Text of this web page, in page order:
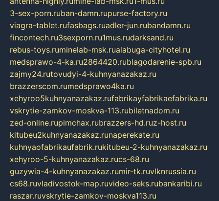
3-sex-porn.ruban-damn.rupurse-factory.ru
viagra-tablet.rufasbags.ruadler-jun.rubandamn.ru
fincontech.ru3sexporn.ru1mus.rudarksand.ru
rebus-toys.ruminelab-msk.rualabuga-cityhotel.ru
medsprawo-4-ka.ru2864420.rublagodarenie-spb.ru
zajmy24.rutovudyi-4-kuhnyanazakaz.ru
brazzerscom.rumedsprawo4ka.ru
xehyroo5kuhnyanazakaz.rufabrikayfabrikaefabrika.ru
vskrytie-zamkov-moskva-113.rubiletnadom.ru
zed-online.rupimchax.rubrazzers-hd.ruz-host.ru
kitubeu2kuhnyanazakaz.runaperekate.ru
kuhnyaofabrikaufabrik.rukitubeu-2-kuhnyanazakaz.ru
xehyroo-5-kuhnyanazakaz.rucs-68.ru
guzywia-4-kuhnyanazakaz.rumir-tk.ruvlknrussia.ru
cs68.ruvladivostok-map.ruvideo-seks.rubankaribi.ru
raszar.ruvskrytie-zamkov-moskva113.ru